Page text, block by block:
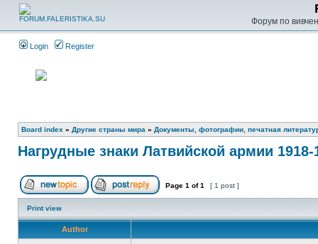
Форум по
Login Register
Board index » Другие страны мира » Документы, фотографии, печатная
Нагрудные знаки Латвийской армии 1918-
Page 1 of1 [ 1 post ]
Print view
Author